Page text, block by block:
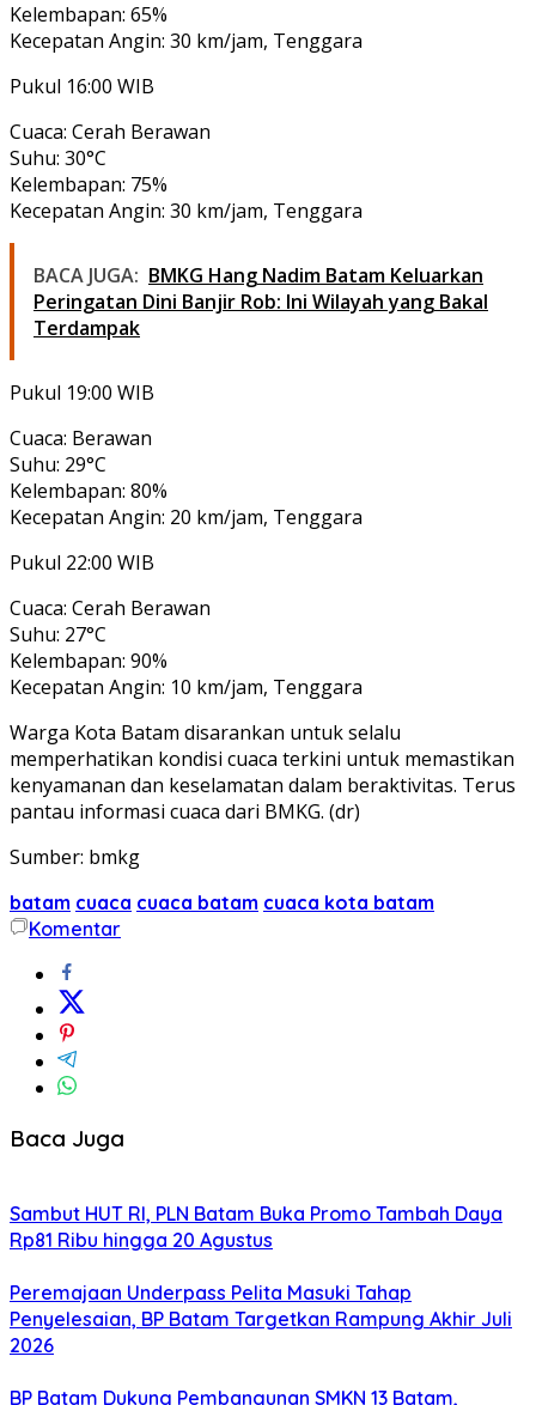
Kelembapan: 65%
Kecepatan Angin: 30 km/jam, Tenggara
Pukul 16:00 WIB
Cuaca: Cerah Berawan
Suhu: 30°C
Kelembapan: 75%
Kecepatan Angin: 30 km/jam, Tenggara
BACA JUGA: BMKG Hang Nadim Batam Keluarkan
Peringatan Dini Banjir Rob: Ini Wilayah yang Bakal
Terdampak
Pukul 19:00 WIB
Cuaca: Berawan
Suhu: 29°C
Kelembapan: 80%
Kecepatan Angin: 20 km/jam, Tenggara
Pukul 22:00 WIB
Cuaca: Cerah Berawan
Suhu: 27°C
Kelembapan: 90%
Kecepatan Angin: 10 km/jam, Tenggara
Warga Kota Batam disarankan untuk selalu
memperhatikan kondisi cuaca terkini untuk memastikan
kenyamanan dan keselamatan dalam beraktivitas. Terus
pantau informasi cuaca dari BMKG. (dr)
Sumber: bmkg
batam cuaca cuaca batam cuaca kota batam
Komentar
Baca Juga
Sambut HUT RI, PLN Batam Buka Promo Tambah Daya
Rp81 Ribu hingga 20 Agustus
Peremajaan Underpass Pelita Masuki Tahap
Penyelesaian, BP Batam Targetkan Rampung Akhir Juli
2026
BP Batam Dukung Pembangunan SMKN 13 Batam,